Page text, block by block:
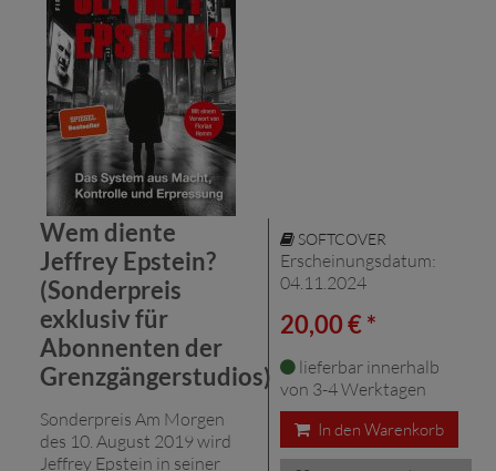
Wem diente
Jeffrey Epstein?
(Sonderpreis
exklusiv für
Abonnenten der
Grenzgängerstudios)
Sonderpreis Am Morgen
des 10. August 2019 wird
Jeffrey Epstein in seiner
SOFTCOVER
Erscheinungsdatum:
04.11.2024
20,00 € *
lieferbar innerhalb
von 3-4 Werktagen
In den Warenkorb